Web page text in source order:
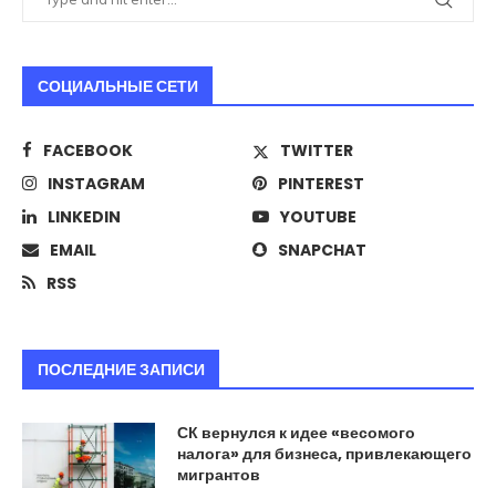
СОЦИАЛЬНЫЕ СЕТИ
FACEBOOK
TWITTER
INSTAGRAM
PINTEREST
LINKEDIN
YOUTUBE
EMAIL
SNAPCHAT
RSS
ПОСЛЕДНИЕ ЗАПИСИ
СК вернулся к идее «весомого
налога» для бизнеса, привлекающего
мигрантов